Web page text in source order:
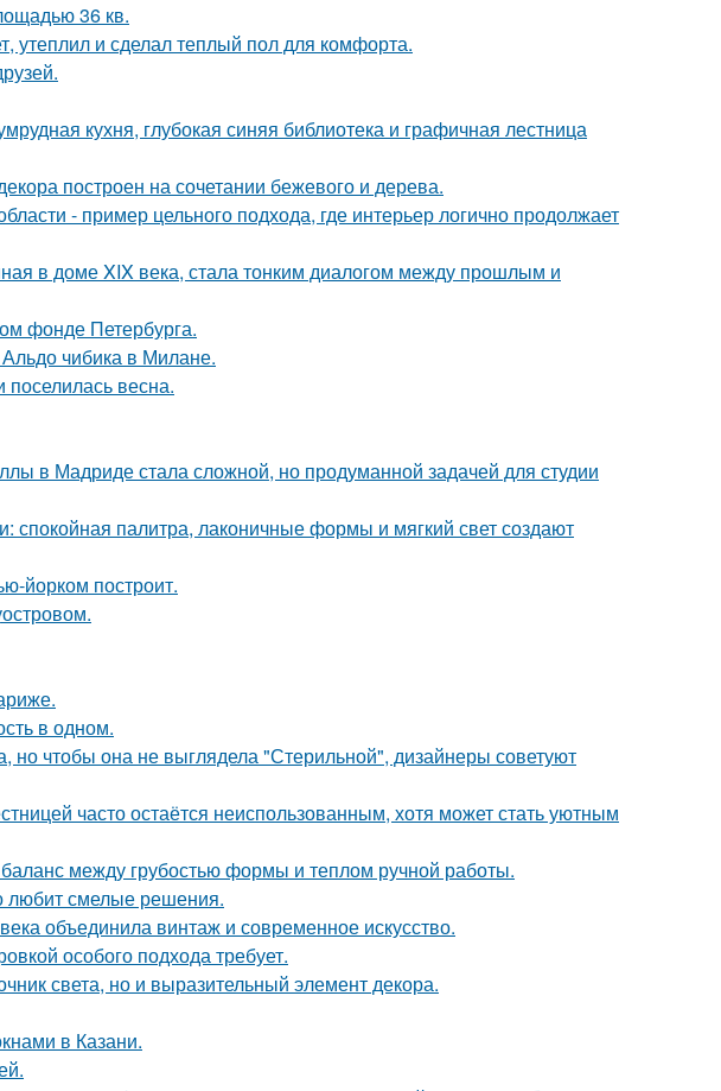
36 кв.
утеплил и сделал теплый пол для комфорта.
кухня, глубокая синяя библиотека и графичная лестница
построен на сочетании бежевого и дерева.
- пример цельного подхода, где интерьер логично продолжает
в доме XIX века, стала тонким диалогом между прошлым и
фонде Петербурга.
чибика в Милане.
поселилась весна.
в Мадриде стала сложной, но продуманной задачей для студии
спокойная палитра, лаконичные формы и мягкий свет создают
йорком построит.
в одном.
но чтобы она не выглядела "Стерильной", дизайнеры советуют
часто остаётся неиспользованным, хотя может стать уютным
между грубостью формы и теплом ручной работы.
любит смелые решения.
объединила винтаж и современное искусство.
особого подхода требует.
света, но и выразительный элемент декора.
в Казани.